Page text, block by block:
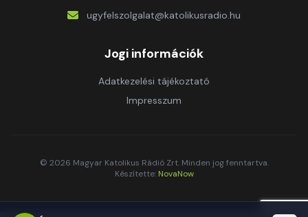
ugyfelszolgalat@katolikusradio.hu
Jogi információk
Adatkezelési tájékoztató
Impresszum
© 2026 Magyar Katolikus Rádió Zrt. Minden jog fenntartva.
Készítette: NovaNow